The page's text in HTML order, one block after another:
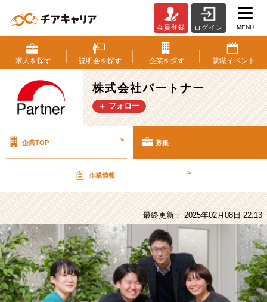
式
会
社
パ
ー
ト
採
用/
人
文
理
不
問
＞
IT
会員登録 ログイン MENU
求人を探す 説明会を探す 企業を探す 就職イベント
株式会社パートナー
＋ フォロー
企業TOP > 募集
企業情報 >
最終更新： 2025年02月08日 22:13